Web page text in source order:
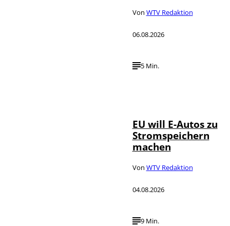
Von WTV Redaktion
06.08.2026
5 Min.
EU will E-Autos zu
Stromspeichern
machen
Von WTV Redaktion
04.08.2026
9 Min.